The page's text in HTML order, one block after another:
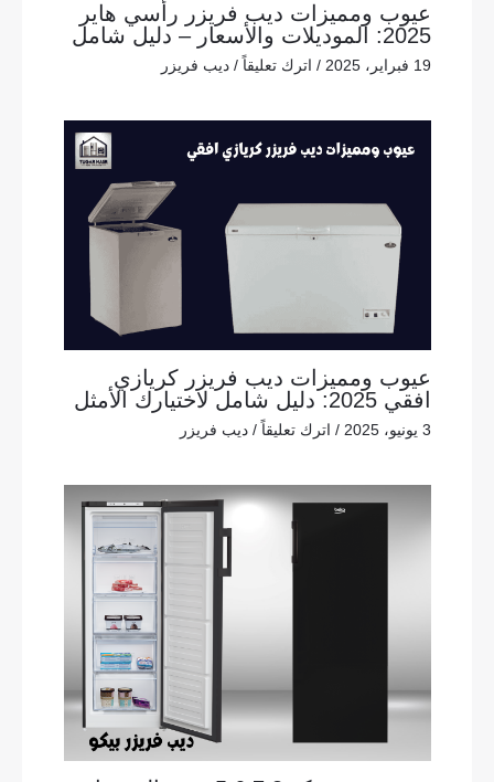
عيوب ومميزات ديب فريزر رأسي هاير
2025: الموديلات والأسعار – دليل شامل
19 فبراير، 2025 / اترك تعليقاً /ديب فريزر
عيوب ومميزات ديب فريزر كريازي
افقي 2025: دليل شامل لاختيارك الأمثل
3 يونيو، 2025 / اترك تعليقاً /ديب فريزر